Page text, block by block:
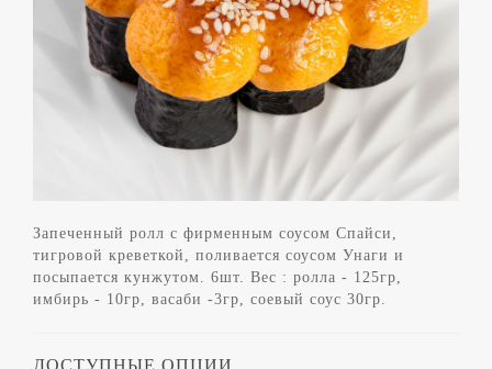
Запеченный ролл с фирменным соусом Спайси,
тигровой креветкой, поливается соусом Унаги и
посыпается кунжутом. 6шт. Вес : ролла - 125гр,
имбирь - 10гр, васаби -3гр, соевый соус 30гр.
ДОСТУПНЫЕ ОПЦИИ